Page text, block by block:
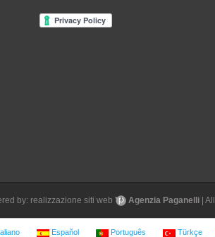
by: realizzazione siti web Agenzia Paganelli|
Español Português Türkçe